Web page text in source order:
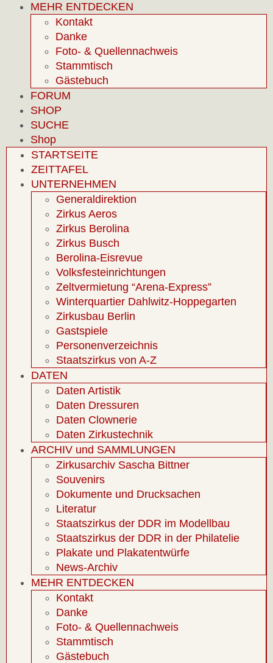
MEHR ENTDECKEN
Kontakt
Danke
Foto- & Quellennachweis
Stammtisch
Gästebuch
FORUM
SHOP
SUCHE
Shop
STARTSEITE
ZEITTAFEL
UNTERNEHMEN
Generaldirektion
Zirkus Aeros
Zirkus Berolina
Zirkus Busch
Berolina-Eisrevue
Volksfesteinrichtungen
Zeltvermietung “Arena-Express”
Winterquartier Dahlwitz-Hoppegarten
Zirkusbau Berlin
Gastspiele
Personenverzeichnis
Staatszirkus von A-Z
DATEN
Daten Artistik
Daten Dressuren
Daten Clownerie
Daten Zirkustechnik
ARCHIV und SAMMLUNGEN
Zirkusarchiv Sascha Bittner
Souvenirs
Dokumente und Drucksachen
Literatur
Staatszirkus der DDR im Modellbau
Staatszirkus der DDR in der Philatelie
Plakate und Plakatentwürfe
News-Archiv
MEHR ENTDECKEN
Kontakt
Danke
Foto- & Quellennachweis
Stammtisch
Gästebuch